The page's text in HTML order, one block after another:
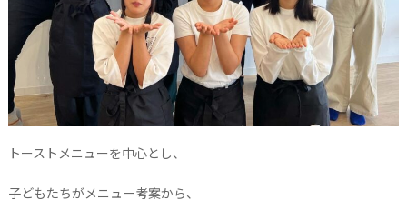
トーストメニューを中心とし、
子どもたちがメニュー考案から、